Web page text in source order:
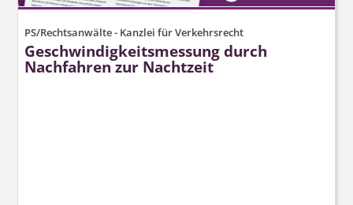
PS/Rechtsanwälte - Kanzlei für Verkehrsrecht
Geschwindig­keitsmessung durch
Nachfahren zur Nachtzeit